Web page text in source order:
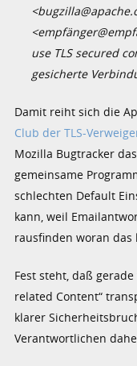
use TLS secured
gesicherte
Damit reiht sich die
Club der TLS-
Mozilla Bugtracker
gemeinsame
schlechten Default
kann, weil
rausfinden woran das
Fest steht, daß
related Content“
klarer
Verantwortlichen